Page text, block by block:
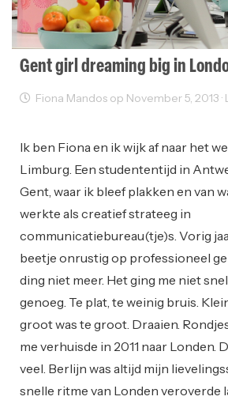
Gent girl dreaming big in
Fiona Mandos op November 5, 2013
Ik ben Fiona en ik wijk af naar het
Limburg. Een studententijd in
Gent, waar ik bleef plakken en van
werkte als creatief strateeg in
communicatiebureau(tje)s. Vorig
beetje onrustig op professioneel
ding niet meer. Het ging me niet
genoeg. Te plat, te weinig bruis.
groot was te groot. Draaien.
me verhuisde in 2011 naar Londen.
veel. Berlijn was altijd mijn
snelle ritme van Londen veroverde